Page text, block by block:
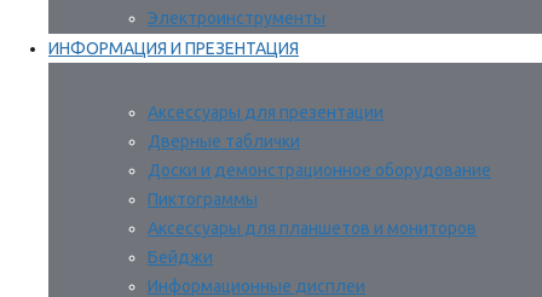
Электроинструменты
ИНФОРМАЦИЯ И ПРЕЗЕНТАЦИЯ
Аксессуары для презентации
Дверные таблички
Доски и демонстрационное оборудование
Пиктограммы
Аксессуары для планшетов и мониторов
Бейджи
Информационные дисплеи